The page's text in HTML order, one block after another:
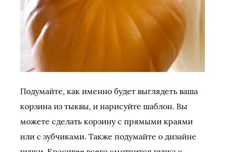
Подумайте, как именно будет выглядеть ваша
корзина из тыквы, и нарисуйте шаблон. Вы
можете сделать корзину с прямыми краями
или с зубчиками. Также подумайте о дизайне